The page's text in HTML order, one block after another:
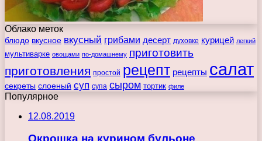
Облако меток
блюдо вкусное вкусный грибами десерт духовке курицей легкий
мультиварке овощами по-домашнему приготовить
приготовления простой рецепт рецепты салат
секреты слоеный суп супа сыром тортик филе
Популярное
12.08.2019
Окрошка на курином бульоне